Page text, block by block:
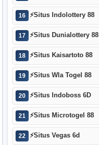
16 ⚡Situs Indolottery 88
17 ⚡Situs Dunialottery 88
18 ⚡Situs Kaisartoto 88
19 ⚡Situs Wla Togel 88
20 ⚡Situs Indoboss 6D
21 ⚡Situs Microtogel 88
22 ⚡Situs Vegas 6d